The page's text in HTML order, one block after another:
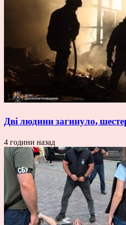
Дві людини загинуло,
4 години назад